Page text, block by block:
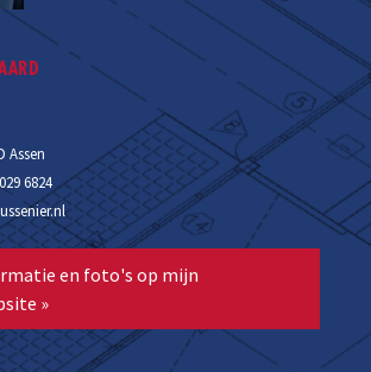
Assen
6824
en foto's op mijn
»